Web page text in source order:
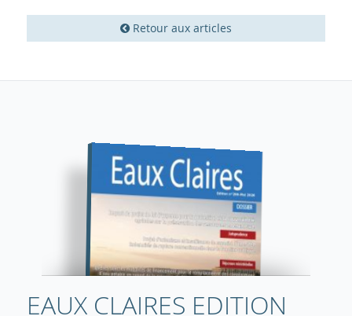
Retour aux articles
EAUX CLAIRES EDITION